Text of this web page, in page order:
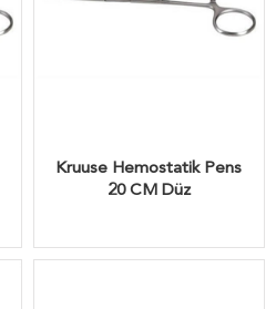
Kruuse Hemostatik Pens
20 CM Düz